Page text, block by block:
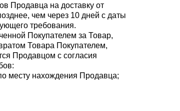
Продавца на доставку от
чем через 10 дней с даты
требования.
Покупателем за Товар,
Товара Покупателем,
Продавцом с согласия
месту нахождения Продавца;